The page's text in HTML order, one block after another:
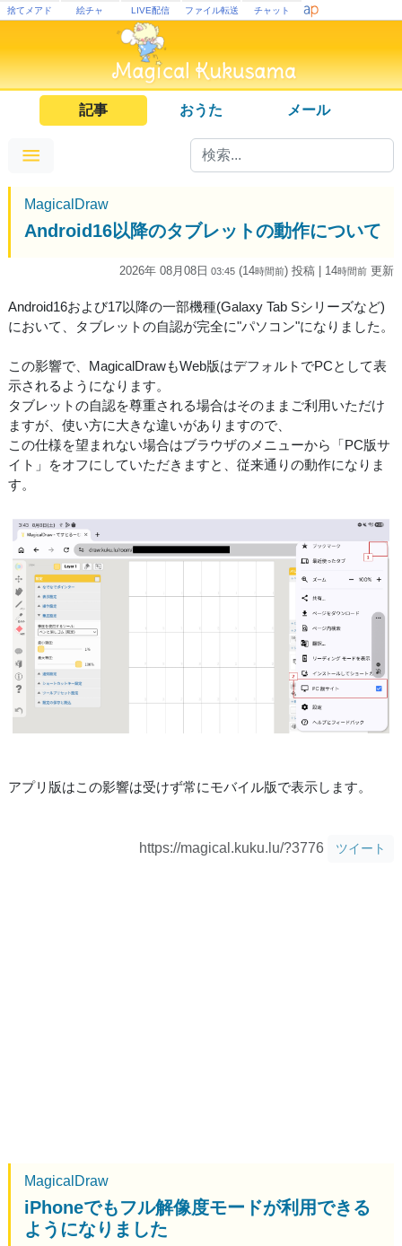
捨てメアド 絵チャ LIVE配信 ファイル転送 チャット
記事 おうた メール
MagicalDraw
Android16以降のタブレットの動作について
2026年 08月08日 03:45 (14時間前) 投稿 | 14時間前 更新
Android16および17以降の一部機種(Galaxy Tab Sシリーズなど)
において、タブレットの自認が完全に"パソコン"になりました。
この影響で、MagicalDrawもWeb版はデフォルトでPCとして表
示されるようになります。
タブレットの自認を尊重される場合はそのままご利用いただけ
ますが、使い方に大きな違いがありますので、
この仕様を望まれない場合はブラウザのメニューから「PC版サ
イト」をオフにしていただきますと、従来通りの動作になりま
す。
アプリ版はこの影響は受けず常にモバイル版で表示します。
https://magical.kuku.lu/?3776 ツイート
MagicalDraw
iPhoneでもフル解像度モードが利用できる
ようになりました